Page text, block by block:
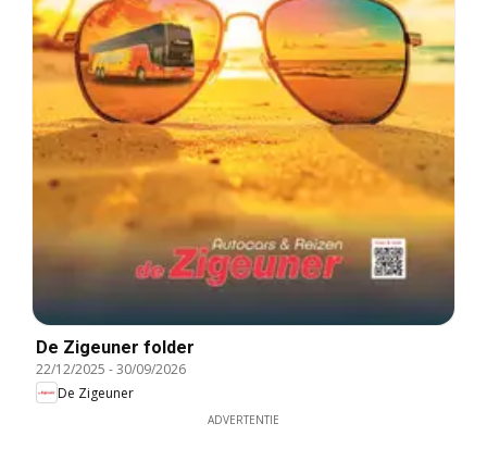
De Zigeuner folder
22/12/2025 -30/09/2026
De Zigeuner
ADVERTENTIE